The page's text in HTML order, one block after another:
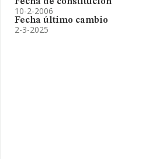
10-2-2006
Fecha último cambio
2-3-2025